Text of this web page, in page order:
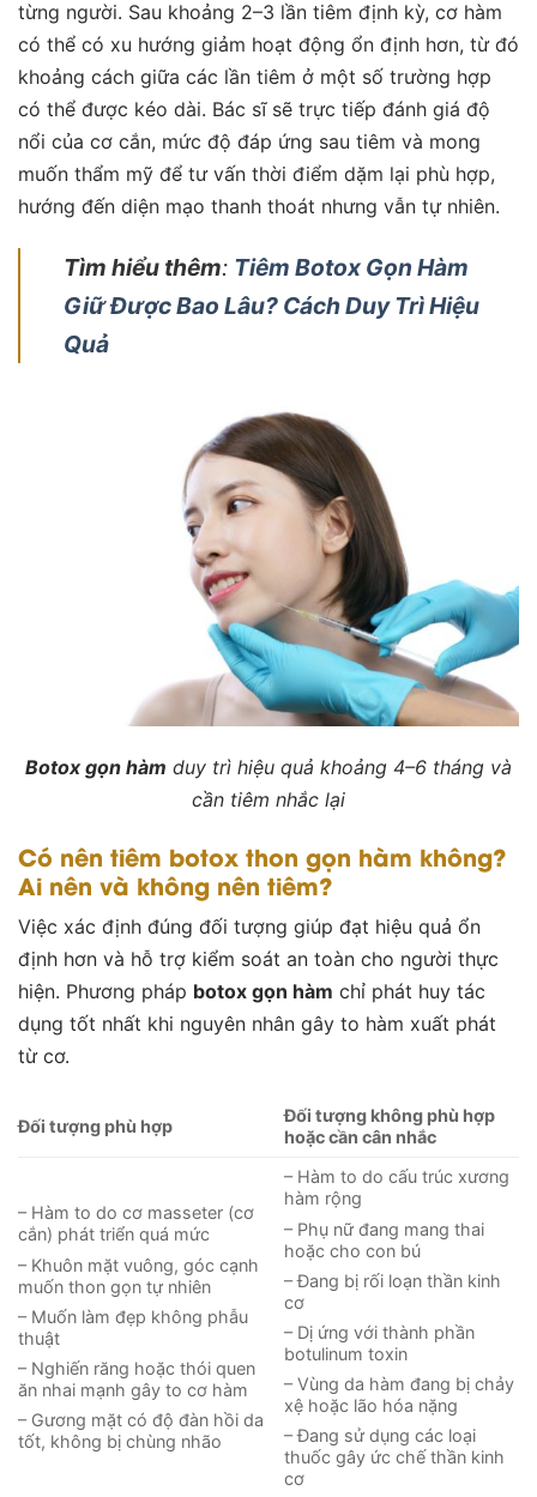
từng người. Sau khoảng 2–3 lần tiêm định kỳ, cơ hàm
có thể có xu hướng giảm hoạt động ổn định hơn, từ đó
khoảng cách giữa các lần tiêm ở một số trường hợp
có thể được kéo dài. Bác sĩ sẽ trực tiếp đánh giá độ
nổi của cơ cắn, mức độ đáp ứng sau tiêm và mong
muốn thẩm mỹ để tư vấn thời điểm dặm lại phù hợp,
hướng đến diện mạo thanh thoát nhưng vẫn tự nhiên.
Tìm hiểu thêm: Tiêm Botox Gọn Hàm
Giữ Được Bao Lâu? Cách Duy Trì Hiệu
Quả
Botox gọn hàm duy trì hiệu quả khoảng 4–6 tháng và
cần tiêm nhắc lại
Có nên tiêm botox thon gọn hàm không?
Ai nên và không nên tiêm?
Việc xác định đúng đối tượng giúp đạt hiệu quả ổn
định hơn và hỗ trợ kiểm soát an toàn cho người thực
hiện. Phương pháp botox gọn hàm chỉ phát huy tác
dụng tốt nhất khi nguyên nhân gây to hàm xuất phát
từ cơ.
Đối tượng phù hợp
Đối tượng không phù hợp
hoặc cần cân nhắc
– Hàm to do cơ masseter (cơ
cắn) phát triển quá mức
– Khuôn mặt vuông, góc cạnh
muốn thon gọn tự nhiên
– Muốn làm đẹp không phẫu
thuật
– Nghiến răng hoặc thói quen
ăn nhai mạnh gây to cơ hàm
– Gương mặt có độ đàn hồi da
tốt, không bị chùng nhão
– Hàm to do cấu trúc xương
hàm rộng
– Phụ nữ đang mang thai
hoặc cho con bú
– Đang bị rối loạn thần kinh
cơ
– Dị ứng với thành phần
botulinum toxin
– Vùng da hàm đang bị chảy
xệ hoặc lão hóa nặng
– Đang sử dụng các loại
thuốc gây ức chế thần kinh
cơ